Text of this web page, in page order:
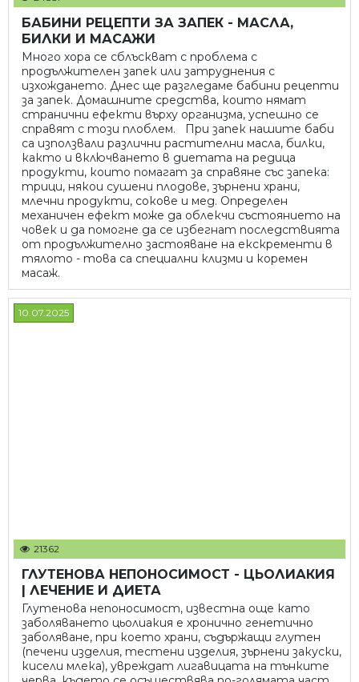
БАБИНИ РЕЦЕПТИ ЗА ЗАПЕК - МАСЛА,
БИЛКИ И МАСАЖИ
Много хора се сблъскват с проблема с
продължителен запек или затруднения с
изхождането. Днес ще разгледаме бабини рецепти
за запек. Домашните средства, които нямат
странични ефекти върху организма, успешно се
справят с този плоблем. При запек нашите баби
са използвали различни растителни масла, билки,
както и включването в диетата на редица
продукти, които помагат за справяне със запека:
трици, някои сушени плодове, зърнени храни,
млечни продукти, сокове и мед. Определен
механичен ефект може да облекчи състоянието на
човек и да помогне да се избегнат последствията
от продължително застояване на екскременти в
тялото - това са специални клизми и коремен
масаж.
10.07.2025
21362
ГЛУТЕНОВА НЕПОНОСИМОСТ - ЦЬОЛИАКИЯ
| ЛЕЧЕНИЕ И ДИЕТА
Глутенова непоносимост, известна още като
заболяването цьолиакия е хронично генетично
заболяване, при което храни, съдържащи глутен
(печени изделия, тестени изделия, зърнени закуски,
кисели млека), увреждат лигавицата на тънките